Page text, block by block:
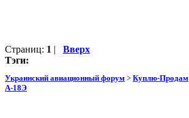
Страниц: 1 | Вверх
Тэги:
Украинский авиационный форум > Куплю-Продам
А-18Э